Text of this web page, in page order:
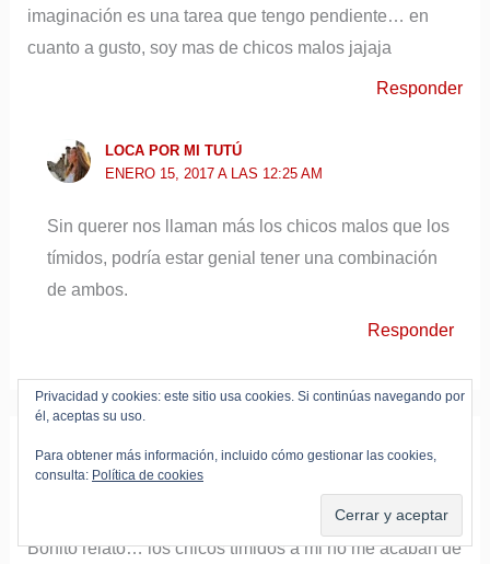
imaginación es una tarea que tengo pendiente… en
cuanto a gusto, soy mas de chicos malos jajaja
Responder
LOCA POR MI TUTÚ
ENERO 15, 2017 A LAS 12:25 AM
Sin querer nos llaman más los chicos malos que los
tímidos, podría estar genial tener una combinación
de ambos.
Responder
EL BIGOTE Y LA CORONA DE MAMÁ
Bonito relato… los chicos tímidos a mi no me acaban de
Privacidad y cookies: este sitio usa cookies. Si continúas navegando por
él, aceptas su uso.
Para obtener más información, incluido cómo gestionar las cookies,
consulta: Política de cookies